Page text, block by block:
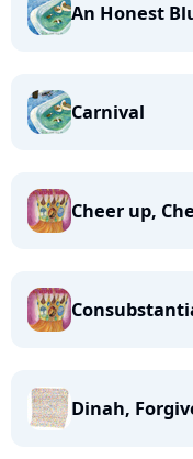
An Honest
Carnival
Cheer up,
Dinah,